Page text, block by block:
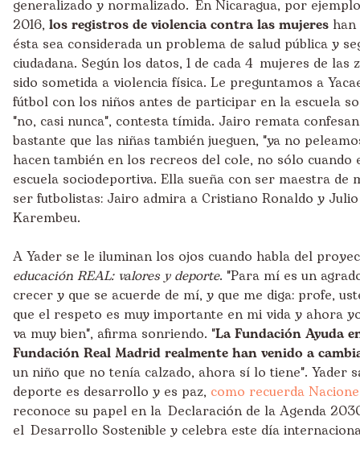
generalizado y normalizado. En Nicaragua, por
2016, los registros de violencia contra las mujeres han
ésta sea considerada un problema de salud pública y
ciudadana. Según los datos, 1 de cada 4 mujeres de
sido sometida a violencia física. Le preguntamos a
fútbol con los niños antes de participar en la escuela
"no, casi nunca", contesta tímida. Jairo remata
bastante que las niñas también jueguen, "ya no
hacen también en los recreos del cole, no sólo cuando
escuela sociodeportiva. Ella sueña con ser maestra de
ser futbolistas: Jairo admira a Cristiano Ronaldo y
Karembeu.
A Yader se le iluminan los ojos cuando habla del
educación REAL: valores y deporte. "Para mí es un
crecer y que se acuerde de mí, y que me diga: profe,
que el respeto es muy importante en mi vida y ahora
va muy bien", afirma sonriendo. "La Fundación Ayuda
Fundación Real Madrid realmente han venido a
un niño que no tenía calzado, ahora sí lo tiene". Yader
deporte es desarrollo y es paz, como recuerda
reconoce su papel en la Declaración de la Agenda
el Desarrollo Sostenible y celebra este día